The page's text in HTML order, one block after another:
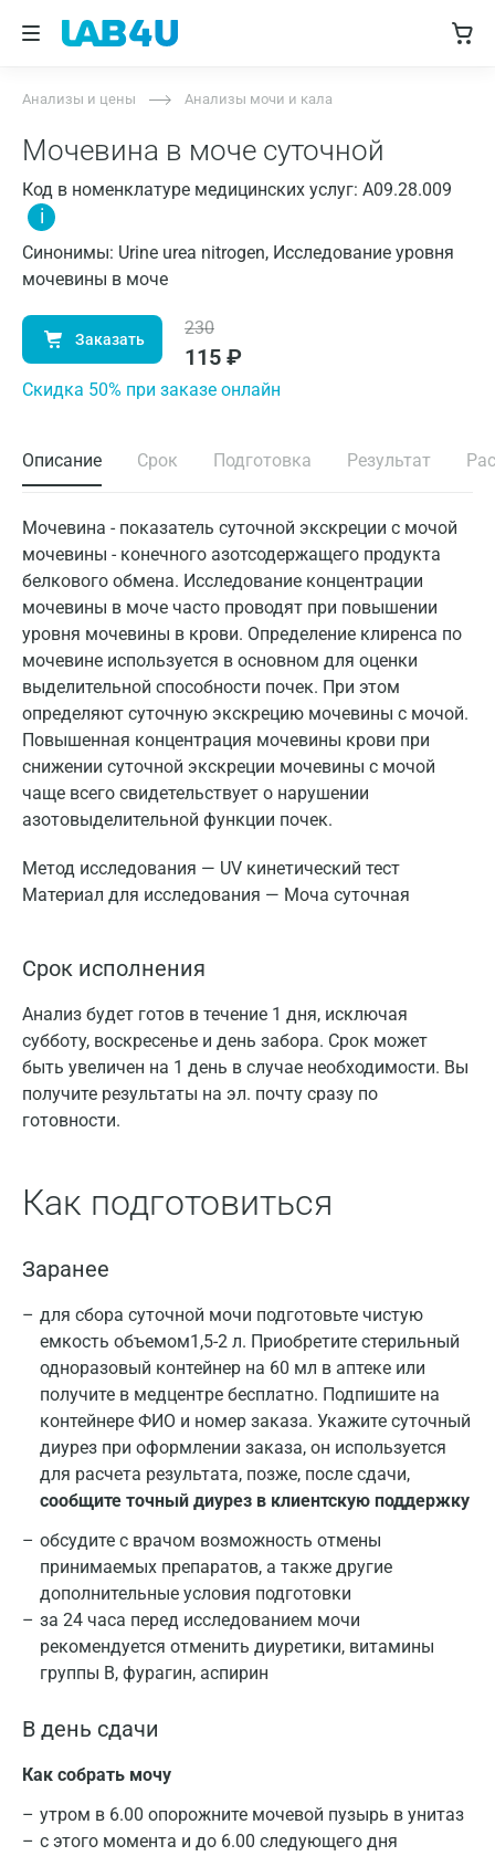
Анализы и цены Анализы мочи и кала
Мочевина в моче суточной
Код в номенклатуре медицинских услуг: A09.28.009
i
Синонимы: Urine urea nitrogen, Исследование уровня
мочевины в моче
Заказать
230
115 ₽
Cкидка 50% при заказе онлайн
Описание Срок Подготовка Результат
Мочевина - показатель суточной экскреции с мочой
мочевины - конечного азотсодержащего продукта
белкового обмена. Исследование концентрации
мочевины в моче часто проводят при повышении
уровня мочевины в крови. Определение клиренса по
мочевине используется в основном для оценки
выделительной способности почек. При этом
определяют суточную экскрецию мочевины с мочой.
Повышенная концентрация мочевины крови при
снижении суточной экскреции мочевины с мочой
чаще всего свидетельствует о нарушении
азотовыделительной функции почек.
Метод исследования — UV кинетический тест
Материал для исследования — Моча суточная
Срок исполнения
Анализ будет готов в течение 1 дня, исключая
субботу, воскресенье и день забора. Срок может
быть увеличен на 1 день в случае необходимости. Вы
получите результаты на эл. почту сразу по
готовности.
Как подготовиться
Заранее
для сбора суточной мочи подготовьте чистую
емкость объемом1,5-2 л. Приобретите стерильный
одноразовый контейнер на 60 мл в аптеке или
получите в медцентре бесплатно. Подпишите на
контейнере ФИО и номер заказа. Укажите суточный
диурез при оформлении заказа, он используется
для расчета результата, позже, после сдачи,
сообщите точный диурез в клиентскую поддержку
обсудите с врачом возможность отмены
принимаемых препаратов, а также другие
дополнительные условия подготовки
за 24 часа перед исследованием мочи
рекомендуется отменить диуретики, витамины
группы В, фурагин, аспирин
В день сдачи
Как собрать мочу
утром в 6.00 опорожните мочевой пузырь в унитаз
с этого момента и до 6.00 следующего дня